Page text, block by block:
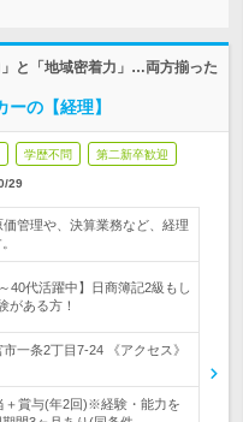
と「地域密着力」…両方揃った
の【経理】
学歴不問 第二新卒歓迎
29
価管理や、決算業務など、経理
40代活躍中】日商簿記2級もし
がある方！
一条2丁目7-24 《アクセス》
＋賞与(年2回)※経験・能力を